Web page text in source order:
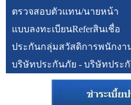
ตรวจสอบตัวแทน/นายหน้า
แบบลงทะเบียนReferสินเชื่อ
ประกันกลุ่มสวัสดิการพนักงา
บริษัทประกันภัย - บริษัทประ